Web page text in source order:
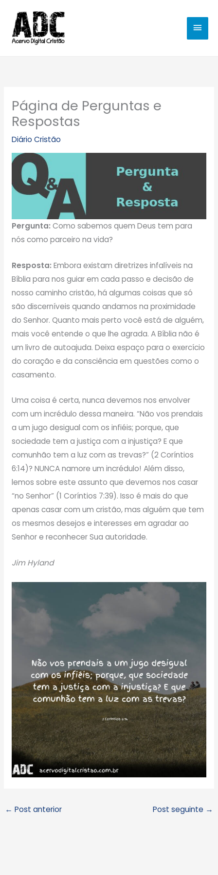
para
conteúdo
Página de Perguntas e
Respostas
Diário Cristão
Pergunta: Como sabemos quem Deus tem para
nós como parceiro na vida?
Resposta: Embora existam diretrizes infalíveis na
Bíblia para nos guiar em cada passo e decisão de
nosso caminho cristão, há algumas coisas que só
são discerníveis quando andamos na proximidade
do Senhor. Quanto mais perto você está de alguém,
mais você entende o que lhe agrada. A Bíblia não é
um livro de autoajuda. Deixa espaço para o exercício
do coração e da consciência em questões como o
casamento.
Uma coisa é certa, nunca devemos nos envolver
com um incrédulo dessa maneira. “Não vos prendais
a um jugo desigual com os infiéis; porque, que
sociedade tem a justiça com a injustiça? E que
comunhão tem a luz com as trevas?” (2 Coríntios
6:14)? NUNCA namore um incrédulo! Além disso,
lemos sobre este assunto que devemos nos casar
“no Senhor” (1 Coríntios 7:39). Isso é mais do que
apenas casar com um cristão, mas alguém que tem
os mesmos desejos e interesses em agradar ao
Senhor e reconhecer Sua autoridade.
Jim Hyland
← Post anterior Post seguinte →